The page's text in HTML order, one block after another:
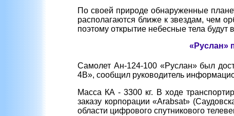
По своей природе обнаруженные
располагаются ближе к звездам, чем
поэтому открытие небесные тела
«Руслан»
Самолет Ан-124-100 «Руслан» был
4B», сообщил руководитель
Масса КА - 3300 кг. В ходе
заказу корпорации «Arabsat»
области цифрового спутникового